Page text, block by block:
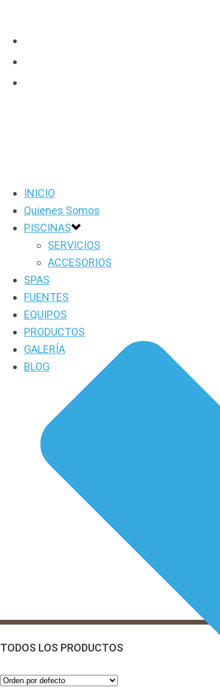
INICIO
Quienes Somos
PISCINAS
SERVICIOS
ACCESORIOS
SPAS
FUENTES
EQUIPOS
PRODUCTOS
GALERÍA
BLOG
TODOS LOS PRODUCTOS